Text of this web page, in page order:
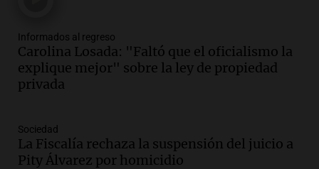
edificios icónicos
Panorama Federal
Episodios
Audio.
controvertidos
Panorama Federal
Episodios
Informados al regreso
Carolina Losada: "Faltó que el oficialismo la
explique mejor" sobre la ley de propiedad
privada
Sociedad
La Fiscalía rechaza la suspensión del juicio a
Pity Álvarez por homicidio